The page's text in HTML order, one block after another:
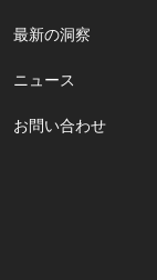
最新の洞察
ニュース
お問い合わせ